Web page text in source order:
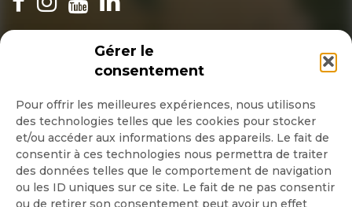
Gérer le
consentement
Pour offrir les meilleures expériences, nous utilisons
des technologies telles que les cookies pour stocker
et/ou accéder aux informations des appareils. Le fait de
consentir à ces technologies nous permettra de traiter
des données telles que le comportement de navigation
ou les ID uniques sur ce site. Le fait de ne pas consentir
ou de retirer son consentement peut avoir un effet
INSCRIPTION NEWSLETTER
Quotidienne
Hebdo
OK